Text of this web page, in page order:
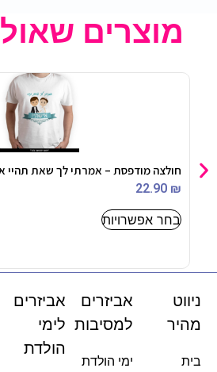
מוצרים
חולצה מודפסת – אמרתי לך שאת תהיי
22.90 ₪
בחר אפשרויות
ניווט
מהיר
בית
אביזרים
למסיבות
ימי הולדת
אביזרים
לימי
הולדת